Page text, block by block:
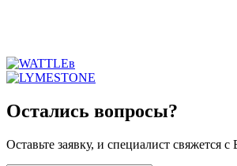
Остались вопросы?
Оставьте заявку, и специалист свяжется с